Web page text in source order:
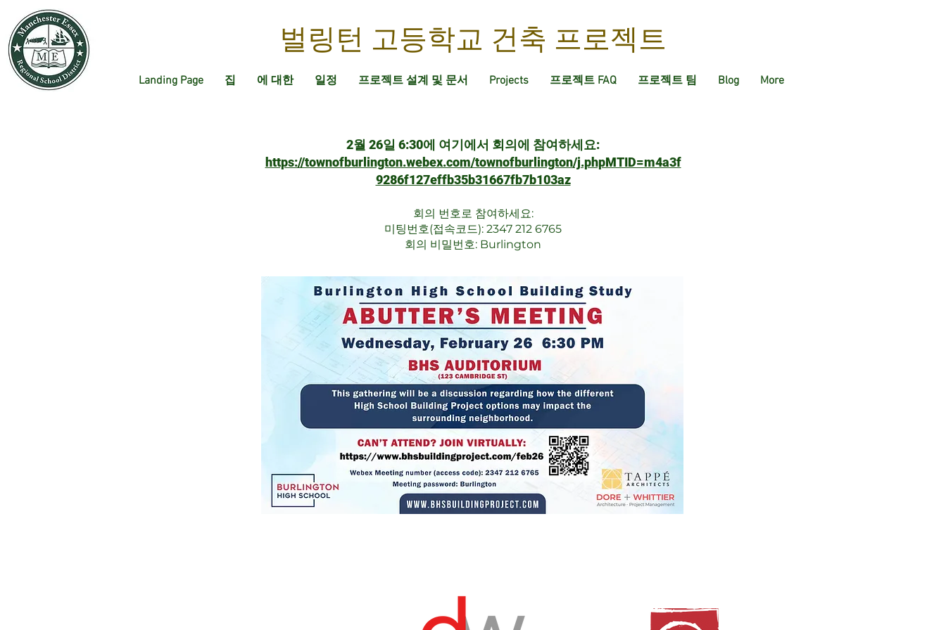
벌링턴 고등학교 건축 프로젝트
Landing Page 집 에 대한 일정 프로젝트 설계 및 문서 Projects 프로젝트 FAQ 프로젝트 팀 Blog More
2월 26일 6:30에 여기에서 회의에 참여하세요:
https://townofburlington.webex.com/townofburlington/j.phpMTID=m4a3f
9286f127effb35b31667fb7b103az
회의 번호로 참여하세요:
미팅번호(접속코드): 2347 212 6765
회의 비밀번호: Burlington